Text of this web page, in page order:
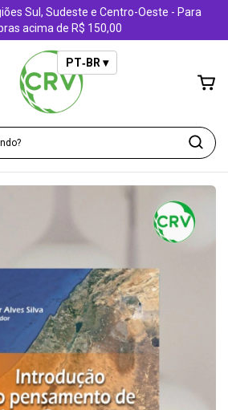
Sul, Sudeste e Centro-Oeste - Para
acima de R$ 150,00
PT‑BR ▾